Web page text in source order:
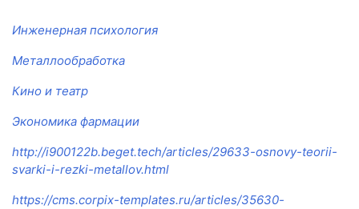
Инженерная психология
Металлообработка
Кино и театр
Экономика фармации
http://i900122b.beget.tech/articles/29633-osnovy-teorii-
svarki-i-rezki-metallov.html
https://cms.corpix-templates.ru/articles/35630-